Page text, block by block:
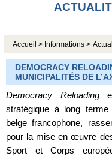
Accueil > Informations >
DEMOCRACY
MUNICIPALITÉS DE
Democracy Reloading
stratégique à long terme
belge francophone,
pour la mise en œuvre
Sport et Corps